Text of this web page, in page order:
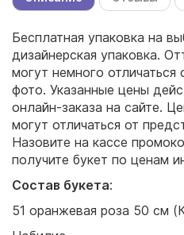
Бесплатная упаковка на
дизайнерская упаковка.
могут немного отличаться
фото. Указанные цены
онлайн-заказа на сайте.
могут отличаться от
Назовите на кассе
получите букет по ценам
Состав букета:
51 оранжевая роза 50 см